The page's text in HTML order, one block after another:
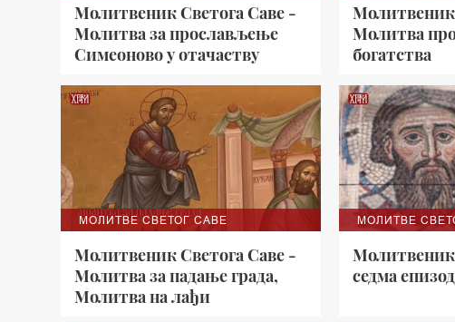
Молитвеник Светога Саве -
Молитва за прослављење
Симеоново у отачаству
Молитвеник
Молитва
богатства
МОЛИТВЕ СВЕТОГ САВЕ
Молитвеник Светога Саве -
Молитва за падање града,
Молитва на лађи
МОЛИТВЕ
Молитвеник
седма